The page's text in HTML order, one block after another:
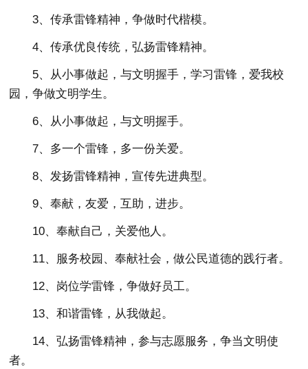
3、传承雷锋精神，争做时代楷模。
4、传承优良传统，弘扬雷锋精神。
5、从小事做起，与文明握手，学习雷锋，爱我校
园，争做文明学生。
6、从小事做起，与文明握手。
7、多一个雷锋，多一份关爱。
8、发扬雷锋精神，宣传先进典型。
9、奉献，友爱，互助，进步。
10、奉献自己，关爱他人。
11、服务校园、奉献社会，做公民道德的践行者。
12、岗位学雷锋，争做好员工。
13、和谐雷锋，从我做起。
14、弘扬雷锋精神，参与志愿服务，争当文明使
者。